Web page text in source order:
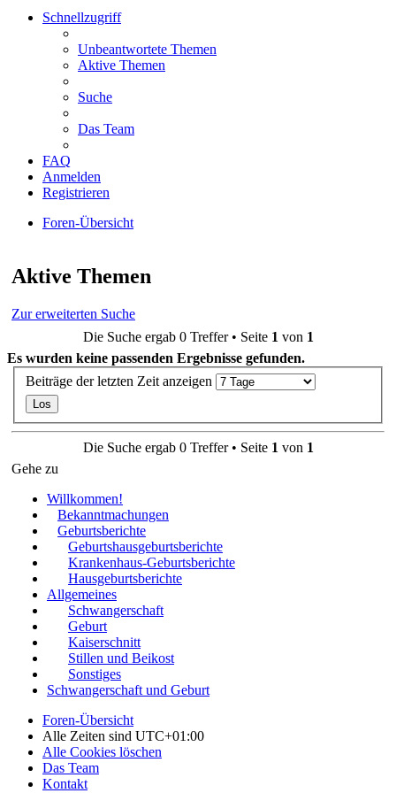
Schnellzugriff
Unbeantwortete Themen
Aktive Themen
Suche
Das Team
FAQ
Anmelden
Registrieren
Foren-Übersicht
Aktive Themen
Zur erweiterten Suche
Die Suche ergab 0 Treffer • Seite 1 von 1
Es wurden keine passenden Ergebnisse gefunden.
Beiträge der letzten Zeit anzeigen
Die Suche ergab 0 Treffer • Seite 1 von 1
Gehe zu
Willkommen!
Bekanntmachungen
Geburtsberichte
Geburtshausgeburtsberichte
Krankenhaus-Geburtsberichte
Hausgeburtsberichte
Allgemeines
Schwangerschaft
Geburt
Kaiserschnitt
Stillen und Beikost
Sonstiges
Schwangerschaft und Geburt
Foren-Übersicht
Alle Zeiten sind UTC+01:00
Alle Cookies löschen
Das Team
Kontakt